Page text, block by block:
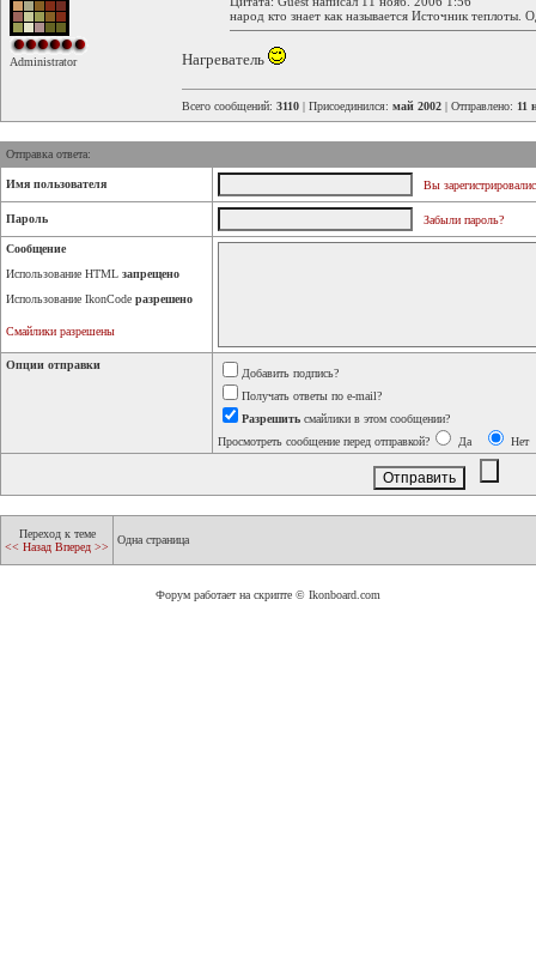
Administrator
народ кто знает как называется Источник теплоты.
Нагреватель
Всего сообщений: 3110 | Присоединился: май 2002 | Отправлено: 11
Отправка ответа:
Имя пользователя Вы
Пароль Забыли пароль?
Сообщение
Использование HTML запрещено
Использование IkonCode разрешено
Смайлики разрешены
Опции отправки
Добавить подпись?
Получать ответы по e-mail?
Разрешить смайлики в этом сообщении?
Просмотреть сообщение перед отправкой?
Да Нет
Переход к теме
<< Назад Вперед >>
Одна страница
Форум работает на скрипте © Ikonboard.com